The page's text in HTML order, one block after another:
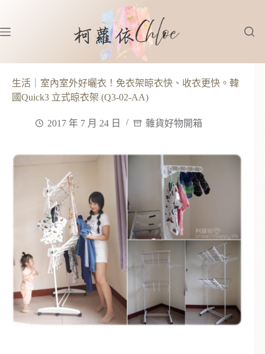
主
內
生活｜室內室外好曬衣！免衣架晾衣快、收衣更快。韓
國Quick3 立式晾衣架 (Q3-02-AA)
2017 年 7 月 24 日 雜貨好物開箱